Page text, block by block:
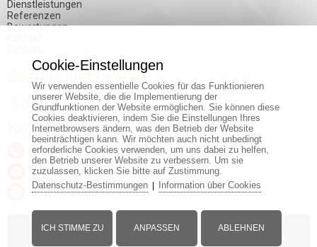
Dienstleistungen
Referenzen
Bewertungen
Soziale Netzwerke
Kontakt
+421 903 150 884
info@grandiosoft.eu
WWW.GRANDIOSOFT.EU
Cookie-Einstellungen
Wir verwenden essentielle Cookies für das Funktionieren
unserer Website, die die Implementierung der
Grundfunktionen der Website ermöglichen. Sie können diese
Cookies deaktivieren, indem Sie die Einstellungen Ihres
Internetbrowsers ändern, was den Betrieb der Website
beeinträchtigen kann. Wir möchten auch nicht unbedingt
erforderliche Cookies verwenden, um uns dabei zu helfen,
den Betrieb unserer Website zu verbessern. Um sie
zuzulassen, klicken Sie bitte auf Zustimmung.
Datenschutz-Bestimmungen| Information über Cookies
ICH STIMME ZU ANPASSEN ABLEHNEN